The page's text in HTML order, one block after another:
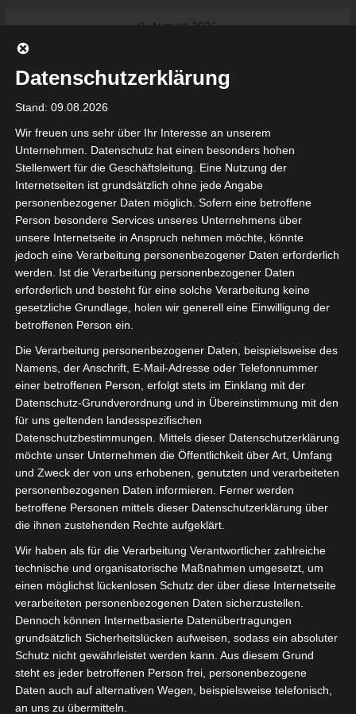
9. August 2026
beginnt am 22. und 23. August
2026 (Update)
Meisterschaft an
Ligue 1 Pro: Spielplan der ersten 15
Spieltage der Saison 2026/2027
Ligue 2 Pro Tunesien 2026/2027 –
Saison beginnt am am 19./20.
September 2026
Internationaler Sportgerichtshof
lehnt Eilverfahren ab – AS Soliman
steuert auf die Ligue 2 zu
tunesienfussball.de
Tunesien Ligafußball
von Google Adsense (Google Ireland Limited, Gordon House, Barrow
Ireland) benötigen wir laut DSGVO Ihre Zustimmung. Es werden seitens
Daten erhoben, verarbeitet und gespeichert. Welche Daten genau
bitte den Datenschutzbedingungen.
Google Adsenseist deaktiviert. ✓ Erlauben Datenschutzbedingungen
Sie befinden sich hier:Startseite»Étoile Sportive de
Métlaoui (ESM) – Espoir Sportif de Hammam Sousse
30 Apr. 2023-16:00
Meisterschaft Tunesien 2022/2023 - Playout
Abstiegsrunde | Spieltag 6
Halbzeit: 1-1
Étoile Sportive de
Métlaoui (ESM) 1
Datenschutzerklärung
Stand: 09.08.2026
Wir freuen uns sehr über Ihr Interesse an unserem
Unternehmen. Datenschutz hat einen besonders hohen
Stellenwert für die Geschäftsleitung. Eine Nutzung der
Internetseiten ist grundsätzlich ohne jede Angabe
personenbezogener Daten möglich. Sofern eine betroffene
Person besondere Services unseres Unternehmens über
unsere Internetseite in Anspruch nehmen möchte, könnte
jedoch eine Verarbeitung personenbezogener Daten erforderlich
werden. Ist die Verarbeitung personenbezogener Daten
erforderlich und besteht für eine solche Verarbeitung keine
gesetzliche Grundlage, holen wir generell eine Einwilligung der
betroffenen Person ein.
Die Verarbeitung personenbezogener Daten, beispielsweise des
Namens, der Anschrift, E-Mail-Adresse oder Telefonnummer
einer betroffenen Person, erfolgt stets im Einklang mit der
Datenschutz-Grundverordnung und in Übereinstimmung mit den
für uns geltenden landesspezifischen
Datenschutzbestimmungen. Mittels dieser Datenschutzerklärung
möchte unser Unternehmen die Öffentlichkeit über Art, Umfang
und Zweck der von uns erhobenen, genutzten und verarbeiteten
personenbezogenen Daten informieren. Ferner werden
betroffene Personen mittels dieser Datenschutzerklärung über
die ihnen zustehenden Rechte aufgeklärt.
Wir haben als für die Verarbeitung Verantwortlicher zahlreiche
technische und organisatorische Maßnahmen umgesetzt, um
einen möglichst lückenlosen Schutz der über diese Internetseite
verarbeiteten personenbezogenen Daten sicherzustellen.
Dennoch können Internetbasierte Datenübertragungen
grundsätzlich Sicherheitslücken aufweisen, sodass ein absoluter
Schutz nicht gewährleistet werden kann. Aus diesem Grund
steht es jeder betroffenen Person frei, personenbezogene
Daten auch auf alternativen Wegen, beispielsweise telefonisch,
an uns zu übermitteln.